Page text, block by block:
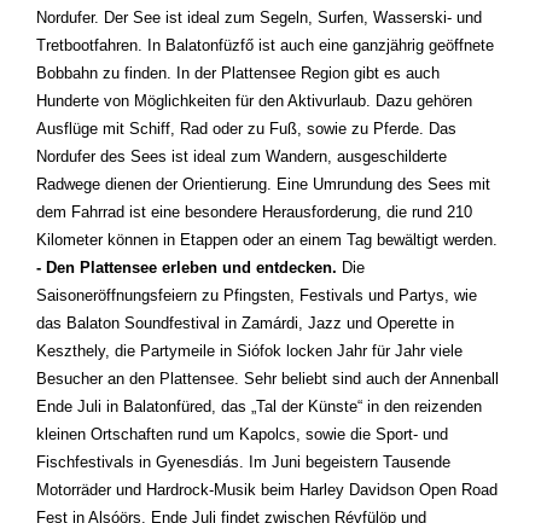
Nordufer. Der See ist ideal zum Segeln, Surfen, Wasserski- und
Tretbootfahren. In Balatonfüzfő ist auch eine ganzjährig geöffnete
Bobbahn zu finden. In der Plattensee Region gibt es auch
Hunderte von Möglichkeiten für den Aktivurlaub. Dazu gehören
Ausflüge mit Schiff, Rad oder zu Fuß, sowie zu Pferde. Das
Nordufer des Sees ist ideal zum Wandern, ausgeschilderte
Radwege dienen der Orientierung. Eine Umrundung des Sees mit
dem Fahrrad ist eine besondere Herausforderung, die rund 210
Kilometer können in Etappen oder an einem Tag bewältigt werden.
- Den Plattensee erleben und entdecken. Die
Saisoneröffnungsfeiern zu Pfingsten, Festivals und Partys, wie
das Balaton Soundfestival in Zamárdi, Jazz und Operette in
Keszthely, die Partymeile in Siófok locken Jahr für Jahr viele
Besucher an den Plattensee. Sehr beliebt sind auch der Annenball
Ende Juli in Balatonfüred, das „Tal der Künste“ in den reizenden
kleinen Ortschaften rund um Kapolcs, sowie die Sport- und
Fischfestivals in Gyenesdiás. Im Juni begeistern Tausende
Motorräder und Hardrock-Musik beim Harley Davidson Open Road
Fest in Alsóörs. Ende Juli findet zwischen Révfülöp und